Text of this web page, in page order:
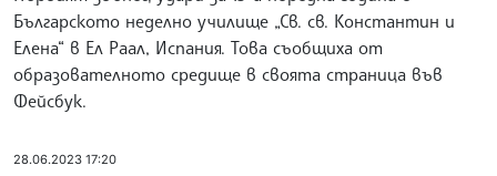
Българското неделно училище „Св. св. Константин и
Елена“ в Ел Раал, Испания. Това съобщиха от
образователното средище в своята страница във
Фейсбук.
28.06.2023 17:20